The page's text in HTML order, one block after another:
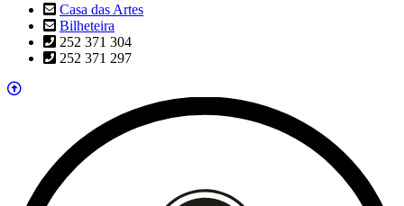
Casa das Artes
Bilheteira
252 371 304
252 371 297